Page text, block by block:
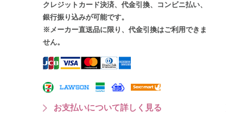
クレジットカード決済、代金引換、コンビニ払い、
銀行振り込みが可能です。
※メーカー直送品に限り、代金引換はご利用できま
せん。
お支払いについて詳しく見る